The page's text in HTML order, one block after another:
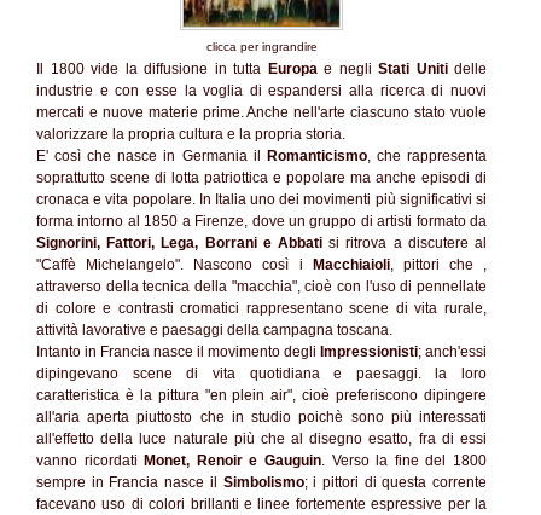
clicca per ingrandire
Il 1800 vide la diffusione in tutta Europae negli Stati Unitidelle
industrie e con esse la voglia di espandersi alla ricerca di nuovi
mercati e nuove materie prime. Anche nell'arte ciascuno stato vuole
valorizzare la propria cultura e la propria storia.
E' così che nasce in Germania il
Romanticismo, che rappresenta
soprattutto scene di lotta patriottica e popolare ma anche episodi di
cronaca e vita popolare. In Italia uno dei movimenti più significativi si
forma intorno al 1850 a Firenze, dove un gruppo di artisti formato da
Signorini, Fattori, Lega, Borrani e Abbati si ritrova a discutere al
"Caffè Michelangelo". Nascono così i
Macchiaioli, pittori che ,
attraverso della tecnica della "macchia", cioè con l'uso di pennellate
di colore e contrasti cromatici rappresentano scene di vita rurale,
attività lavorative e paesaggi della campagna toscana.
Intanto in Francia nasce il movimento degli Impressionisti; anch'essi
dipingevano scene di vita quotidiana e paesaggi. la loro
caratteristica è la pittura "en plein air", cioè preferiscono dipingere
all'aria aperta piuttosto che in studio poichè sono più interessati
all'effetto della luce naturale più che al disegno esatto, fra di essi
vanno ricordati Monet, Renoir e Gauguin. Verso la fine del 1800
sempre in Francia nasce il Simbolismo; i pittori di questa corrente
facevano uso di colori brillanti e linee fortemente espressive per la